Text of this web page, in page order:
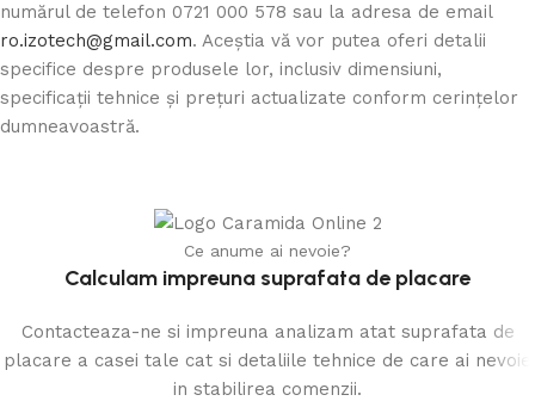
numărul de telefon 0721 000 578 sau la adresa de email
ro.izotech@gmail.com. Aceștia vă vor putea oferi detalii
specifice despre produsele lor, inclusiv dimensiuni,
specificații tehnice și prețuri actualizate conform cerințelor
dumneavoastră.
Ce anume ai nevoie?
Calculam impreuna suprafata de placare
Contacteaza-ne si impreuna analizam atat suprafata de
placare a casei tale cat si detaliile tehnice de care ai nevoie
in stabilirea comenzii.